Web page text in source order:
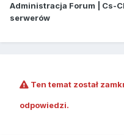
Administracja Forum | Cs-
serwerów
Ten temat został
odpowiedzi.